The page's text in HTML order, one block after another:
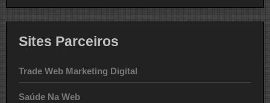
Sites Parceiros
Trade Web Marketing Digital
Saúde Na Web